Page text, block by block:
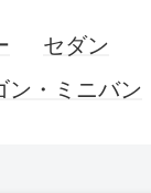
セダン
ン・ミニバン